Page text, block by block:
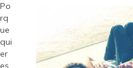
Po
rq
ue
qui
er
es